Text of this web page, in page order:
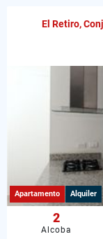
El Retiro,
Apartamento Alquiler
2
Alcoba